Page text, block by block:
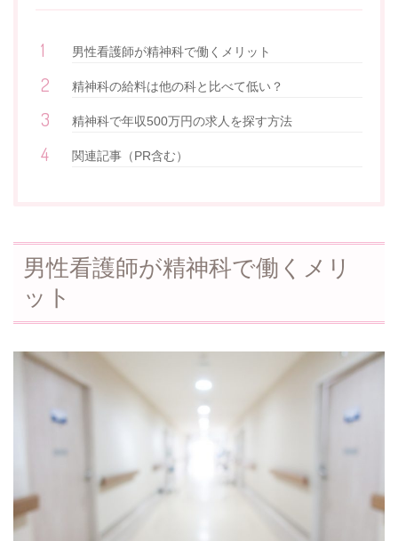
男性看護師が精神科で働くメリット
精神科の給料は他の科と比べて低い？
精神科で年収500万円の求人を探す方法
関連記事（PR含む）
男性看護師が精神科で働くメリ
ット